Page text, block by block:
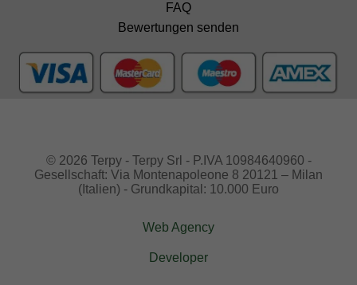
FAQ
Bewertungen senden
© 2026 Terpy - Terpy Srl - P.IVA 10984640960 -
Gesellschaft: Via Montenapoleone 8 20121 – Milan
(Italien) - Grundkapital: 10.000 Euro
Web Agency
Developer